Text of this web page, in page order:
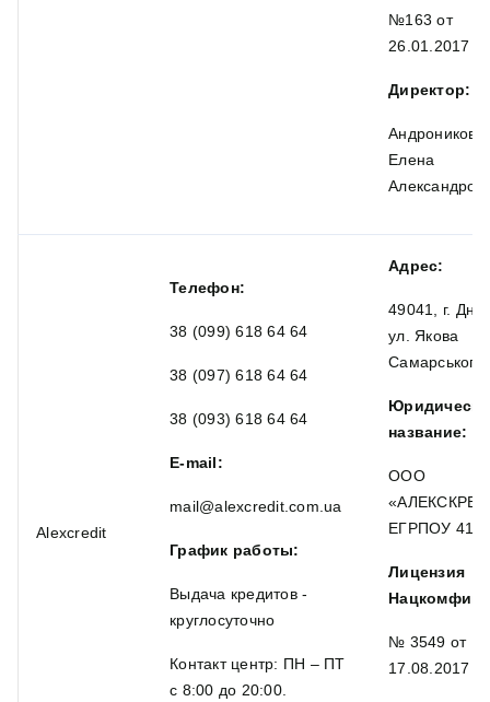
№163 от
26.01.2017
Директор:
Андроникова
Елена
Alexcredit
Телефон:
38 (099) 618 64 64
38 (097) 618 64 64
38 (093) 618 64 64
E-mail:
mail@alexcredit.com.ua
График работы:
Выдача кредитов -
круглосуточно
Контакт центр: ПН – ПТ
с 8:00 до 20:00.
Адрес:
49041, г.
ул. Якова
название:
ООО
ЕГРПОУ
Лицензия
№ 3549 от
17.08.2017